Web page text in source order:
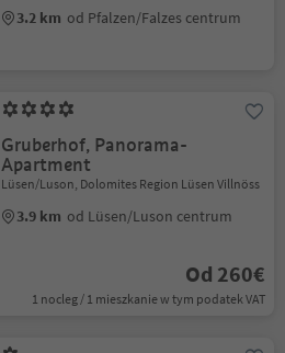
3.2 km od Pfalzen/Falzes centrum
Gruberhof, Panorama-
Apartment
Lüsen/Luson, Dolomites Region Lüsen Villnöss
3.9 km od Lüsen/Luson centrum
Od 260€
1 nocleg / 1 mieszkanie w tym podatek VAT